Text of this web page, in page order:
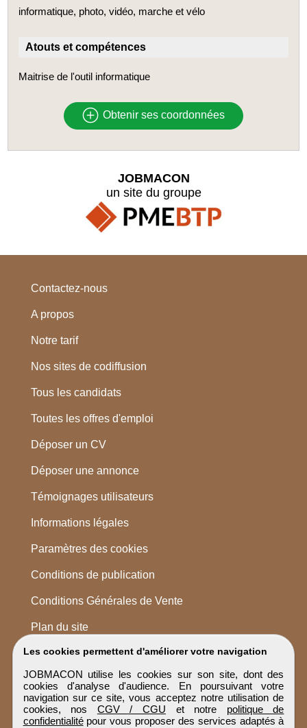
informatique, photo, vidéo, marche et vélo
Atouts et compétences
Maitrise de l'outil informatique
Obtenir ses coordonnées
Les cookies permettent d'améliorer votre navigation
JOBMACON utilise les cookies sur son site, dont des
cookies d'analyse d'audience. En poursuivant votre
navigation sur ce site, vous acceptez notre utilisation de
cookies, nos CGV / CGU et notre politique de
confidentialitépour vous proposer des services adaptés à
JOBMACON
un site du groupe
Contactez-nous
A propos
Notre tarif
Nos sites de codiffusion
Tous les candidats
Toutes les offres d'emploi
Déposer un CV
Déposer une annonce
Témoignages utilisateurs
Informations légales
Paramètres des cookies
Conditions de publication
Conditions Générales de Vente
Plan du site